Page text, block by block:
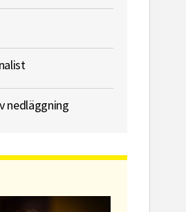
nedläggning